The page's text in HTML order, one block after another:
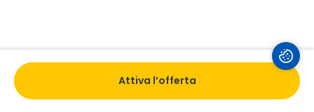
Attiva l’offerta